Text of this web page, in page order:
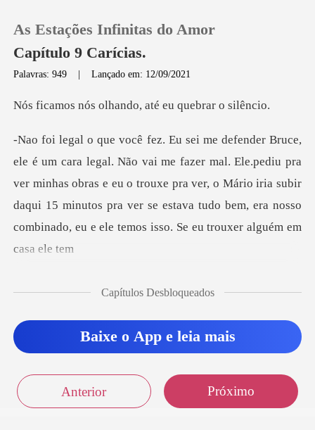
Loja
Histórico
Sair
As Estações Infinitas do Amor
Capítulo 9 Carícias.
Palavras: 949 |Lançado em: 12/09/2021
lhando, até eu qu
. Ele.pediu pra
ver minhas obras e eu o trouxe pra ver, o Mário iria subir
daqui 15 minutos pra ve
Capítulos Desbloqueados
Baixe o App e leia mais
Anterior Próximo